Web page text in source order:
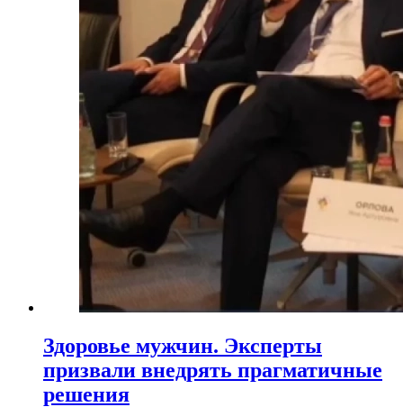
Здоровье мужчин. Эксперты
призвали внедрять прагматичные
решения